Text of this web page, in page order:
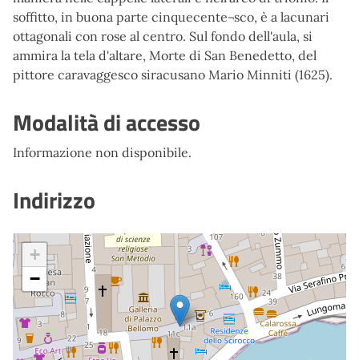
soffitto, in buona parte cinquecente¬sco, è a lacunari
ottagonali con rose al centro. Sul fondo dell'aula, si
ammira la tela d'altare, Morte di San Benedetto, del
pittore caravaggesco siracusano Mario Minniti (1625).
Modalità di accesso
Informazione non disponibile.
Indirizzo
+
−